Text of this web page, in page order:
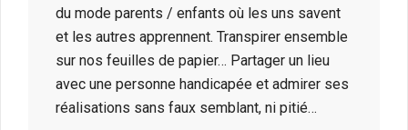
du mode parents / enfants où les uns savent
et les autres apprennent. Transpirer ensemble
sur nos feuilles de papier… Partager un lieu
avec une personne handicapée et admirer ses
réalisations sans faux semblant, ni pitié…